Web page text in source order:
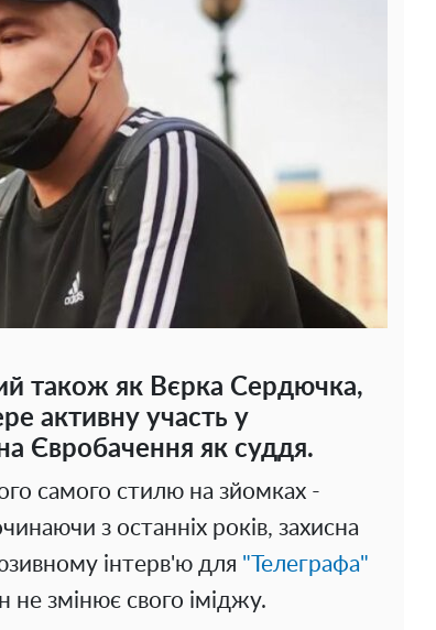
також як Вєрка Сердючка,
активну участь у
Євробачення як суддя.
самого стилю на зйомках -
з останніх років, захисна
інтерв'ю для "Телеграфа"
не змінює свого іміджу.